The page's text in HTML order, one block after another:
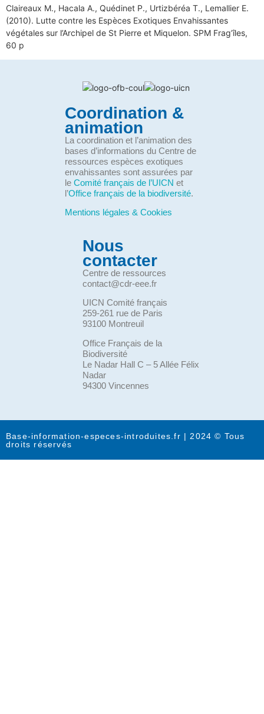
Claireaux M., Hacala A., Quédinet P., Urtizbéréa T., Lemallier E.
(2010). Lutte contre les Espèces Exotiques Envahissantes
végétales sur l’Archipel de St Pierre et Miquelon. SPM Frag’îles,
60 p
Coordination &
animation
La coordination et l’animation des
bases d’informations du Centre de
ressources espèces exotiques
envahissantes sont assurées par
le Comité français de l’UICN et
l’Office français de la biodiversité.
Mentions légales & Cookies
Nous
contacter
Centre de ressources
contact@cdr-eee.fr
UICN Comité français
259-261 rue de Paris
93100 Montreuil
Office Français de la
Biodiversité
Le Nadar Hall C – 5 Allée Félix
Nadar
94300 Vincennes
Base-information-especes-introduites.fr | 2024 © Tous
droits réservés